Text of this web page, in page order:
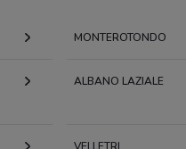
MONTEROTONDO
ALBANO LAZIALE